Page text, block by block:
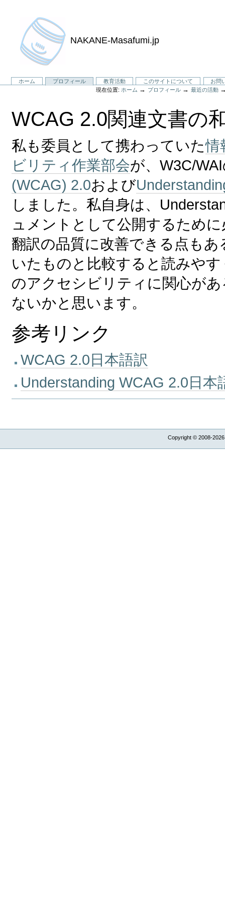
NAKANE-Masafumi.jp
ホーム プロフィール 教育活動 このサイトについて
お問
現在位置: ホーム → プロフィール →最近の活動
WCAG 2.0関連文書の
私も委員として携わっていた情
ビリティ作業部会が、W3C/
(WCAG) 2.0および
しました。私自身は、
ュメントとして公開するため
翻訳の品質に改善できる点も
いたものと比較すると読みや
のアクセシビリティに関心が
ないかと思います。
参考リンク
WCAG 2.0日本語訳
Understanding WCAG 2.0日本
Copyright © 2008-